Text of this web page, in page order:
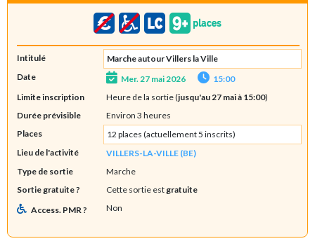
Intitulé
Marche autour Villers la Ville
Date
Mer. 27 mai 2026
15:00
Limite inscription
Heure de la sortie (jusqu'au 27 mai à 15:00)
Durée prévisible
Environ 3 heures
Places
12 places (actuellement 5 inscrits)
Lieu de l'activité
VILLERS-LA-VILLE (BE)
Type de sortie
Marche
Sortie gratuite ?
Cette sortie est gratuite
Access. PMR ?
Non